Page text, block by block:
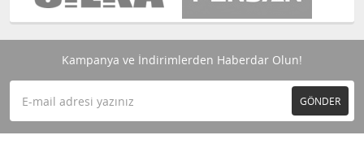
Kampanya ve İndirimlerden Haberdar Olun!
GÖNDER